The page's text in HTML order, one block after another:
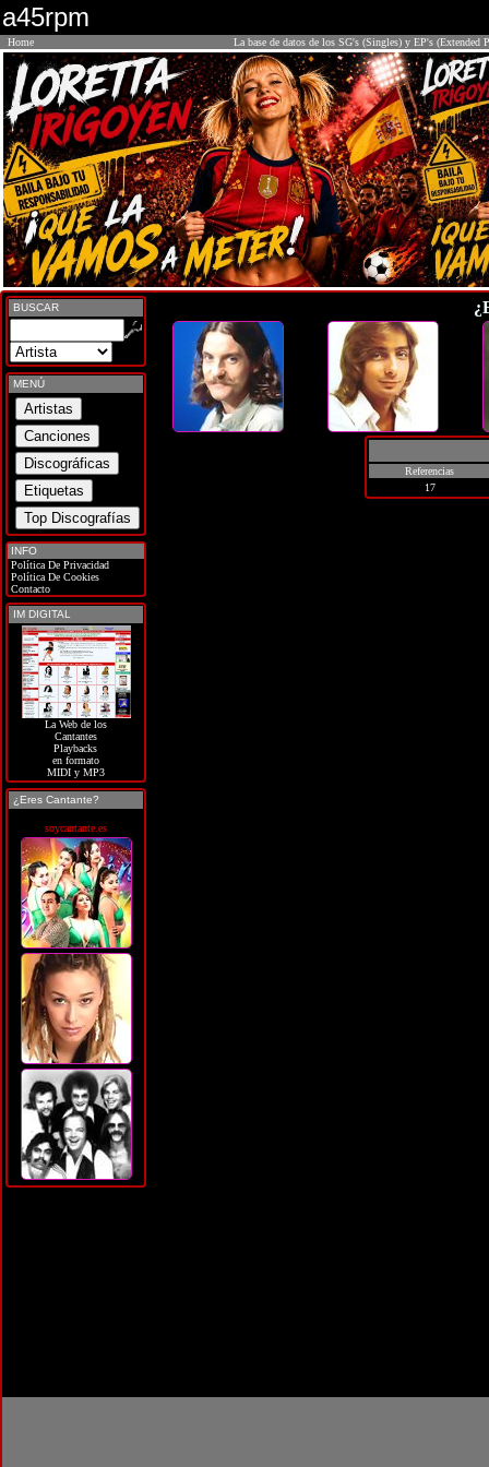
a45rpm
Home La base de datos de los SG's (Singles) y EP's (Extended
BUSCAR
MENÚ
INFO
Política De Privacidad
Política De Cookies
Contacto
IM DIGITAL
La Web de los
Cantantes
Playbacks
en formato
MIDI y MP3
¿Eres Cantante?
soycantante.es
Referencias
17